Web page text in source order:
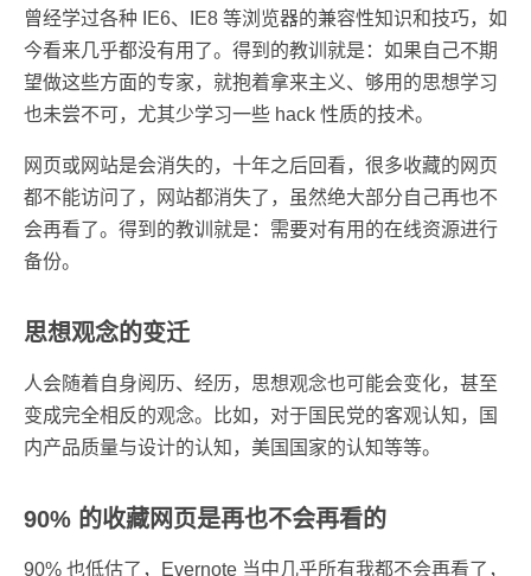
曾经学过各种 IE6、IE8 等浏览器的兼容性知识和技巧，如
今看来几乎都没有用了。得到的教训就是：如果自己不期
望做这些方面的专家，就抱着拿来主义、够用的思想学习
也未尝不可，尤其少学习一些 hack 性质的技术。
网页或网站是会消失的，十年之后回看，很多收藏的网页
都不能访问了，网站都消失了，虽然绝大部分自己再也不
会再看了。得到的教训就是：需要对有用的在线资源进行
备份。
思想观念的变迁
人会随着自身阅历、经历，思想观念也可能会变化，甚至
变成完全相反的观念。比如，对于国民党的客观认知，国
内产品质量与设计的认知，美国国家的认知等等。
90% 的收藏网页是再也不会再看的
90% 也低估了，Evernote 当中几乎所有我都不会再看了，